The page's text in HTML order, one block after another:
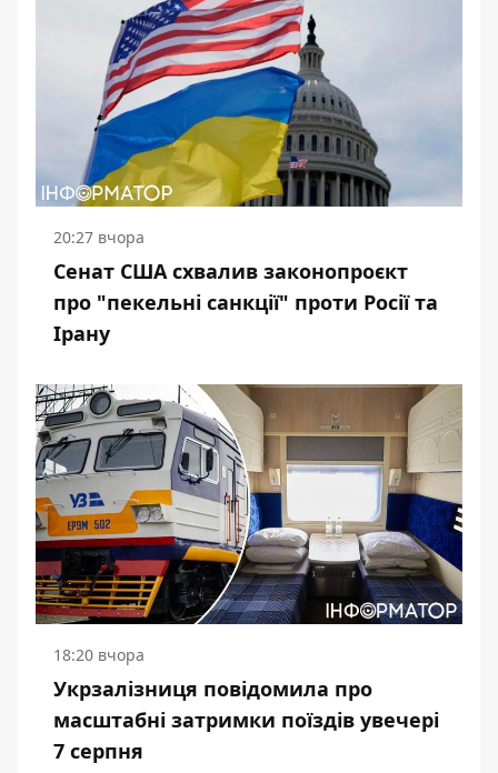
20:27 вчора
Сенат США схвалив законопроєкт
про "пекельні санкції" проти Росії та
Ірану
18:20 вчора
Укрзалізниця повідомила про
масштабні затримки поїздів увечері
7 серпня